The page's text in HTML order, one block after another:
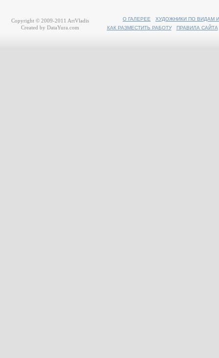
О ГАЛЕРЕЕ
ХУДОЖНИКИ ПО ВИДАМ
КАК РАЗМЕСТИТЬ РАБОТУ
ПРАВИЛА САЙТА
Copyright © 2009-2011 ArtVladis
Created by DataYura.com